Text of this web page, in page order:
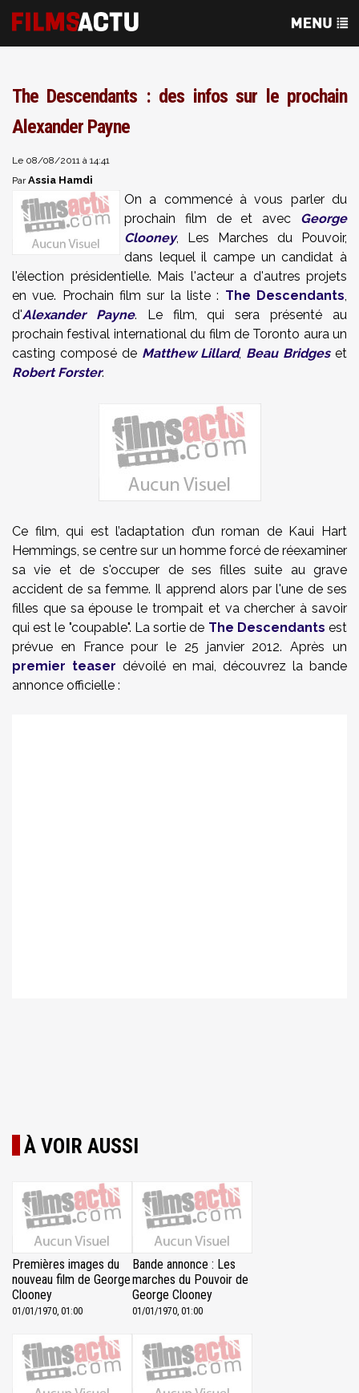
The Descendants : des infos sur le prochain
Alexander Payne
Le 08/08/2011 à 14:41
ParAssia Hamdi
On a commencé à vous parler du
prochain film de et avec George
Clooney, Les Marches du Pouvoir,
dans lequel il campe un candidat à
l'élection présidentielle. Mais l'acteur a d'autres projets
en vue. Prochain film sur la liste : The Descendants,
d'Alexander Payne. Le film, qui sera présenté au
prochain festival international du film de Toronto aura un
casting composé de Matthew Lillard, Beau Bridgeset
Robert Forster.
Ce film, qui est l’adaptation d’un roman de Kaui Hart
Hemmings, se centre sur un homme forcé de réexaminer
sa vie et de s'occuper de ses filles suite au grave
accident de sa femme. Il apprend alors par l'une de ses
filles que sa épouse le trompait et va chercher à savoir
qui est le "coupable". La sortie de The Descendants est
prévue en France pour le 25 janvier 2012. Après un
premier teaser dévoilé en mai, découvrez la bande
annonce officielle :
À VOIR AUSSI
Premières images du
nouveau film de George
Clooney
01/01/1970, 01:00
Bande annonce : Les
marches du Pouvoir de
George Clooney
01/01/1970, 01:00